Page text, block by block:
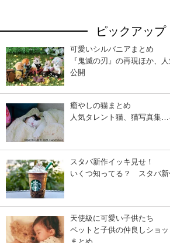
ピックアップ
可愛いシルバニアまとめ
『鬼滅の刃』の再現ほか、
公開
癒やしの猫まとめ
人気タレント猫、猫写真集…
スタバ新作イッキ見せ！
いくつ知ってる？ スタバ新
天使級に可愛い子供たち
ペットと子供の仲良しショ